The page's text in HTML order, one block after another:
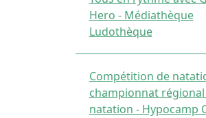
Hero - Médiathèque
Ludothèque
Compétition de
championnat
natation - Hypocamp